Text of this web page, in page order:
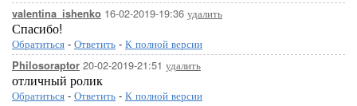
valentina_ishenko 16-02-2019-19:36 удалить
Спасибо!
Обратиться - Ответить - К полной версии
Philosoraptor 20-02-2019-21:51 удалить
отличный ролик
Обратиться - Ответить - К полной версии